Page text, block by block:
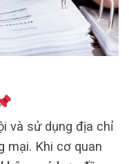
và sử dụng địa chỉ
mại. Khi cơ quan